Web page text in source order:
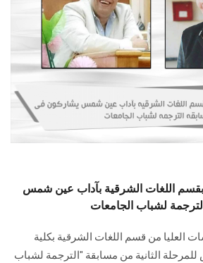
بقسم اللغات الشرقية بآداب عين شمس
لشباب الجامعات
العليا من قسم اللغات الشرقية بكلية
الثانية من مسابقة "الترجمة لشباب